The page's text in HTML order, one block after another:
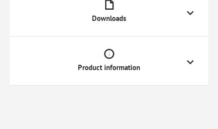
Downloads
Product information